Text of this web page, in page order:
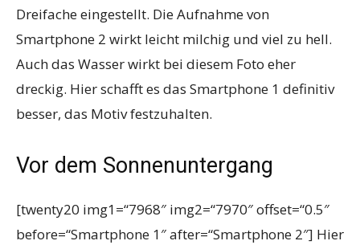
Dreifache eingestellt. Die Aufnahme von
Smartphone 2 wirkt leicht milchig und viel zu hell.
Auch das Wasser wirkt bei diesem Foto eher
dreckig. Hier schafft es das Smartphone 1 definitiv
besser, das Motiv festzuhalten.
Vor dem Sonnenuntergang
[twenty20 img1=“7968″ img2=“7970″ offset=“0.5″
before=“Smartphone 1″ after=“Smartphone 2″] Hier